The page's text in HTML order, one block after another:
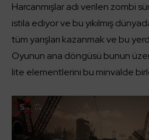
Harcanmışlar adı verilen zombi
istila ediyor ve bu yıkılmış
tüm yarışları kazanmak ve bu
Oyunun ana döngüsü bunun
lite elementlerini bu minvalde